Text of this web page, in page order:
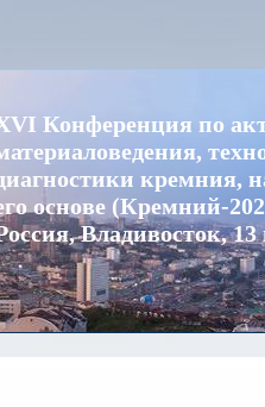
Конференция по
кремния,
основе (Кремний-
Владивосток,